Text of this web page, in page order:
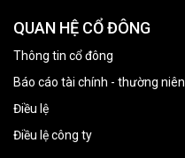
QUAN HỆ CỔ ĐÔNG
Thông tin cổ đông
Báo cáo tài chính - thường niên
Điều lệ
Điều lệ công ty